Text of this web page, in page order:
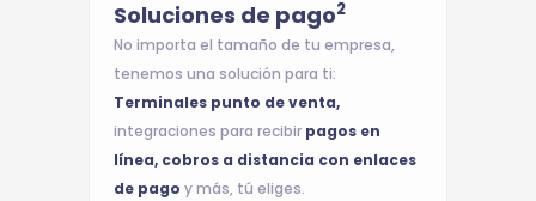
Soluciones de pago2
No importa el tamaño de tu empresa,
tenemos una solución para ti:
Terminales punto de venta,
integraciones para recibir pagos en
línea, cobros a distancia con enlaces
de pago y más, tú eliges.